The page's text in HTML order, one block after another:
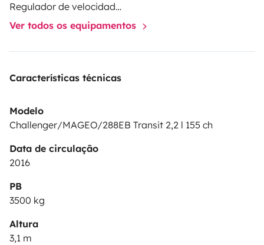
Regulador de velocidade / Cruise Control
Ver todos os equipamentos
Características técnicas
Modelo
Challenger/MAGEO/288EB Transit 2,2 l 155 ch
Data de circulação
2016
PB
3500 kg
Altura
3,1 m